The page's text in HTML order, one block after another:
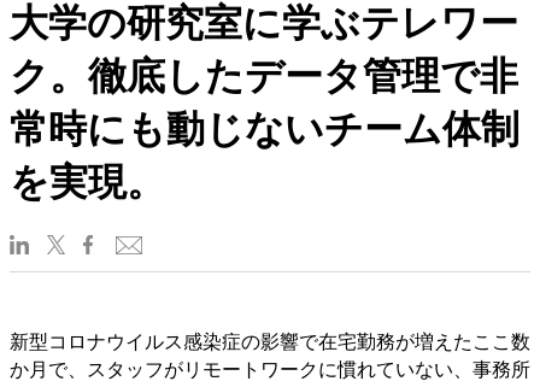
大学の研究室に学ぶテレワー
ク。徹底したデータ管理で非
常時にも動じないチーム体制
を実現。
新型コロナウイルス感染症の影響で在宅勤務が増えたここ数
か月で、スタッフがリモートワークに慣れていない、事務所